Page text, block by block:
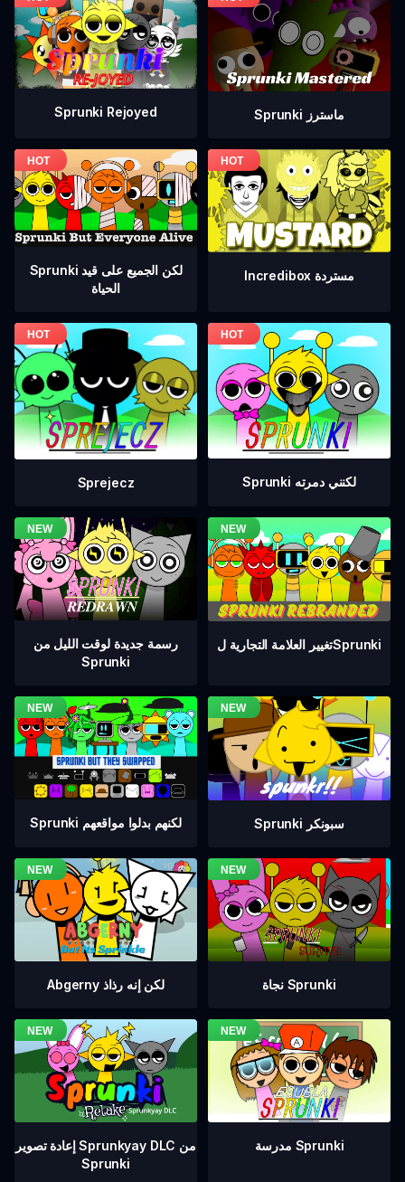
Sprunki Rejoyed Sprunki ماسترز
Sprunki لكن الجميع على قيد
الحياة
Incredibox مستردة
Sprejecz Sprunki لكنني دمرته
رسمة جديدة لوقت الليل من
Sprunki
تغيير العلامة التجارية لSprunki
Sprunki لكنهم بدلوا مواقعهم Sprunki سبونكر
Abgerny لكن إنه رذاذ نجاة Sprunki
إعادة تصوير Sprunkyay DLC من
Sprunki
مدرسة Sprunki